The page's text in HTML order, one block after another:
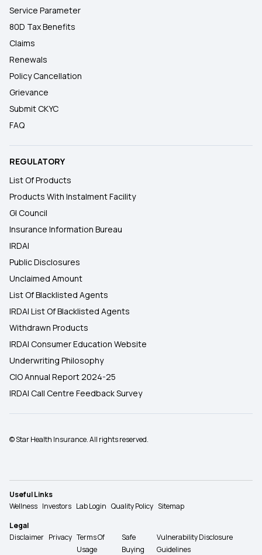
Service Parameter
80D Tax Benefits
Claims
Renewals
Policy Cancellation
Grievance
Submit CKYC
FAQ
REGULATORY
List Of Products
Products With Instalment Facility
GI Council
Insurance Information Bureau
IRDAI
Public Disclosures
Unclaimed Amount
List Of Blacklisted Agents
IRDAI List Of Blacklisted Agents
Withdrawn Products
IRDAI Consumer Education Website
Underwriting Philosophy
CIO Annual Report 2024-25
IRDAI Call Centre Feedback Survey
© Star Health Insurance. All rights reserved.
Useful Links
Wellness Investors Lab Login Quality Policy Sitemap
Legal
Disclaimer Privacy Terms Of
Usage
Safe
Buying
Vulnerability Disclosure
Guidelines